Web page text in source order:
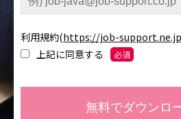
利用規約(https://job-
上記に同意する